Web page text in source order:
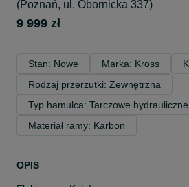
(Poznań, ul. Obornicka 337)
9 999 zł
Stan: Nowe Marka: Kross
Rodzaj przerzutki: Zewnętrzna
Typ hamulca: Tarczowe hydrauliczne
Materiał ramy: Karbon
OPIS